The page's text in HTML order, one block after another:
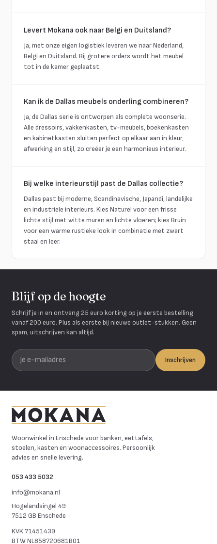
Levert Mokana ook naar Belgi en Duitsland?
Ja, met onze eigen logistiek leveren we naar Nederland,
Belgi en Duitsland. Bij grotere orders wordt het meubel
tot in de kamer geplaatst.
Kan ik de Dallas meubels onderling combineren?
Ja, de Dallas serie is ontworpen als complete woonserie.
Alle dressoirs, vakkenkasten, tv-meubels, boekenkasten
en kabinetkasten sluiten perfect op elkaar aan in kleur,
afwerking en stijl, zo creëer je een harmonieus interieur.
Bij welke interieurstijl past de Dallas collectie?
Dallas past bij moderne, Scandinavische, Japandi, landelijke
en industriële interieurs. Kies Naturel voor een frisse
lichte stijl met witte muren en lichte vloeren; kies Bruin
voor een warme rustieke look in combinatie met zwart
staal en leer.
Blijf op de hoogte
Schrijf je in en ontvang 25 euro korting op je eerste bestelling
vanaf 200 euro. Plus als eerste bij nieuwe outlet-stukken. Geen
spam, uitschrijven kan altijd.
Je e-mailadres
Inschrijven
Woonwinkel in Enschede voor banken, eettafels,
stoelen, kasten en woonaccessoires. Persoonlijk
advies en snelle levering.
053 433 5032
info@mokana.nl
Hogelandsingel 49
7512 GB Enschede
KVK71451439
BTWNL858720681B01